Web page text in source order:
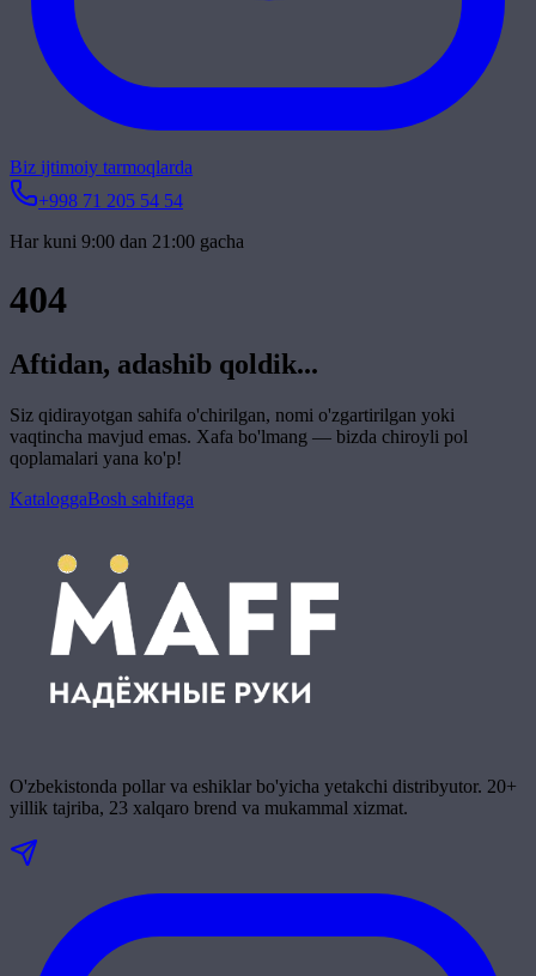
Biz ijtimoiy tarmoqlarda
+998 71 205 54 54
Har kuni 9:00 dan 21:00 gacha
404
Aftidan, adashib qoldik...
Siz qidirayotgan sahifa o'chirilgan, nomi o'zgartirilgan yoki
vaqtincha mavjud emas. Xafa bo'lmang — bizda chiroyli pol
qoplamalari yana ko'p!
KataloggaBosh sahifaga
O'zbekistonda pollar va eshiklar bo'yicha yetakchi distribyutor. 20+
yillik tajriba, 23 xalqaro brend va mukammal xizmat.